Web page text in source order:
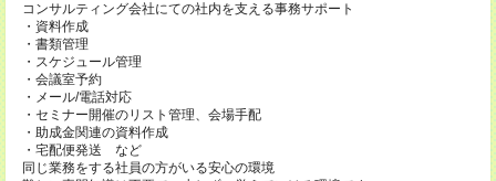
コンサルティング会社にての社内を支える事務サポート
・資料作成
・書類管理
・スケジュール管理
・会議室予約
・メール/電話対応
・セミナー開催のリスト管理、会場手配
・助成金関連の資料作成
・宅配便発送 など
同じ業務をする社員の方がいる安心の環境